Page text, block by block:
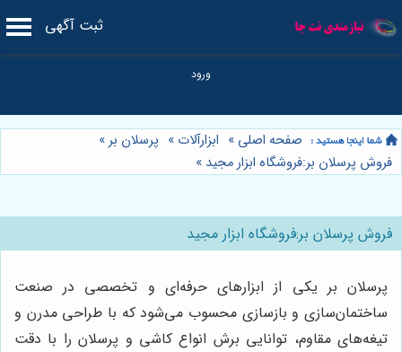
ثبت آگهی
صفحه اصلی » ابزارآلات » پرسلان بر»
فروش پرسلان بر:فروشگاه ابزار مجید »
فروش پرسلان بر:فروشگاه ابزار مجید
پرسلان بر یکی از ابزارهای حرفه‌ای و تخصصی در صنعت
ساختمان‌سازی و بازسازی محسوب می‌شود که با طراحی مدرن و
تیغه‌های مقاوم، توانایی برش انواع کاشی و پرسلان را با دقت